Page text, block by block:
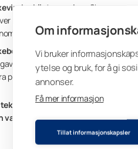
Om
Vi bruker
ytelse og bruk, for å gi
annonser.
Få mer informasjon
Tillat informasjonskapsler
Skap en
som påskeegg, blomster og harer.
hele hjemmet. Disse enkle
Skap personlige
sjokoladeegg eller
påskeglede. Disse små boksene blir
for å skape den perfekte
variert og festlig atmosfære.